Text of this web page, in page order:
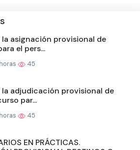
la asignación provisional de
el pers...
45
la adjudicación provisional de
par...
45
EN PRÁCTICAS.